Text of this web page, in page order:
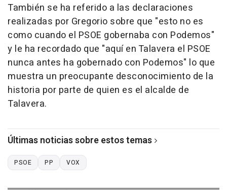
También se ha referido a las declaraciones
realizadas por Gregorio sobre que "esto no es
como cuando el PSOE gobernaba con Podemos"
y le ha recordado que "aquí en Talavera el PSOE
nunca antes ha gobernado con Podemos" lo que
muestra un preocupante desconocimiento de la
historia por parte de quien es el alcalde de
Talavera.
Últimas noticias sobre estos temas
PSOE PP VOX